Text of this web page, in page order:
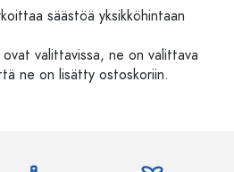
säästöä yksikköhintaan
ovat valittavissa, ne on valittava
ne on lisätty ostoskoriin.